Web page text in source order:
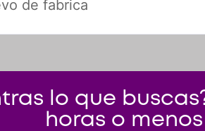
de fabrica
lo que
horas o